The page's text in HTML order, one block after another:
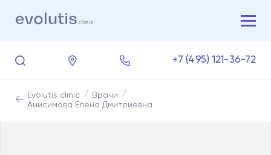
+7 (495) 121-36-72
Evolutis clinic
Врачи
Анисимова Елена Дмитриевна